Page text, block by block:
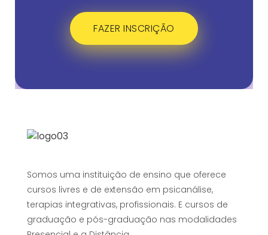
FAZER INSCRIÇÃO
Somos uma instituição de ensino que oferece
cursos livres e de extensão em psicanálise,
terapias integrativas, profissionais. E cursos de
graduação e pós-graduação nas modalidades